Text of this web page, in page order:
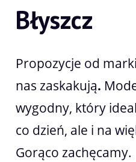
Błyszcz
Propozycje od marki
nas zaskakują.
wygodny, który
co dzień, ale i na
Gorąco zachęcamy.